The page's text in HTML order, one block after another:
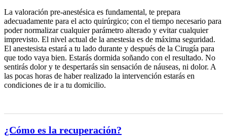
La valoración pre-anestésica es fundamental, te prepara
adecuadamente para el acto quirúrgico; con el tiempo necesario para
poder normalizar cualquier parámetro alterado y evitar cualquier
imprevisto. El nivel actual de la anestesia es de máxima seguridad.
El anestesista estará a tu lado durante y después de la Cirugía para
que todo vaya bien. Estarás dormida soñando con el resultado. No
sentirás dolor y te despertarás sin sensación de náuseas, ni dolor. A
las pocas horas de haber realizado la intervención estarás en
condiciones de ir a tu domicilio.
¿Cómo es la recuperación?